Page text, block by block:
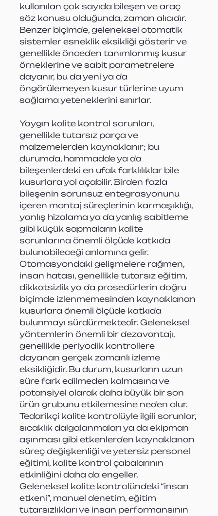
kullanılan çok sayıda bileşen ve araç
söz konusu olduğunda, zaman alıcıdır.
Benzer biçimde, geleneksel otomatik
sistemler esneklik eksikliği gösterir ve
genellikle önceden tanımlanmış kusur
örneklerine ve sabit parametrelere
dayanır, bu da yeni ya da
öngörülemeyen kusur türlerine uyum
sağlama yeteneklerini sınırlar.
Yaygın kalite kontrol sorunları,
genellikle tutarsız parça ve
malzemelerden kaynaklanır; bu
durumda, hammadde ya da
bileşenlerdeki en ufak farklılıklar bile
kusurlara yol açabilir. Birden fazla
bileşenin sorunsuz entegrasyonunu
içeren montaj süreçlerinin karmaşıklığı,
yanlış hizalama ya da yanlış sabitleme
gibi küçük sapmaların kalite
sorunlarına önemli ölçüde katkıda
bulunabileceği anlamına gelir.
Otomasyondaki gelişmelere rağmen,
insan hatası, genellikle tutarsız eğitim,
dikkatsizlik ya da prosedürlerin doğru
biçimde izlenmemesinden kaynaklanan
kusurlara önemli ölçüde katkıda
bulunmayı sürdürmektedir. Geleneksel
yöntemlerin önemli bir dezavantajı,
genellikle periyodik kontrollere
dayanan gerçek zamanlı izleme
eksikliğidir. Bu durum, kusurların uzun
süre fark edilmeden kalmasına ve
potansiyel olarak daha büyük bir son
ürün grubunu etkilemesine neden olur.
Tedarikçi kalite kontrolüyle ilgili sorunlar,
sıcaklık dalgalanmaları ya da ekipman
aşınması gibi etkenlerden kaynaklanan
süreç değişkenliği ve yetersiz personel
eğitimi, kalite kontrol çabalarının
etkinliğini daha da engeller.
Geleneksel kalite kontrolündeki “insan
etkeni”, manuel denetim, eğitim
tutarsızlıkları ve insan performansının